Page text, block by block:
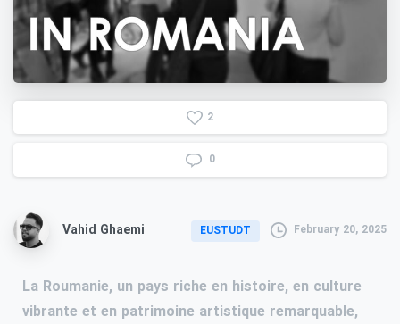
2
0
Vahid Ghaemi EUSTUDT February 20, 2025
La Roumanie, un pays riche en histoire, en culture
vibrante et en patrimoine artistique remarquable,